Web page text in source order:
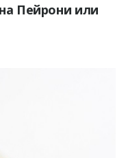
Пейрони или